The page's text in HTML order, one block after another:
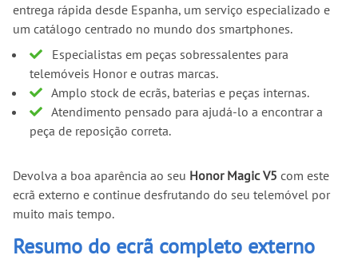
entrega rápida desde Espanha, um serviço especializado e
um catálogo centrado no mundo dos smartphones.
Especialistas em peças sobressalentes para
telemóveis Honor e outras marcas.
Amplo stock de ecrãs, baterias e peças internas.
Atendimento pensado para ajudá-lo a encontrar a
peça de reposição correta.
Devolva a boa aparência ao seu Honor Magic V5 com este
ecrã externo e continue desfrutando do seu telemóvel por
muito mais tempo.
Resumo do ecrã completo externo